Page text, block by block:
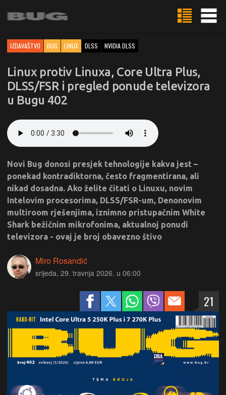
IZDAVAŠTVO BUG LINUX DLSS NVIDIA DLSS
Linux protiv Linuxa, Core Ultra Plus,
DLSS/FSR i pregled ponude televizora
u Bugu 402
Novi Bug donosi presjek tehnologije kakva jest –
ponekad kontradiktorna, često fragmentirana, ali
nikad dosadna. Ako želite čitati o Linuxu, novim
Intelovim procesorima, DLSS/FSR-um, Denonovim
multiroom rješenjima, iznimno pristupačnim White
Shark bežičnim mikrofonima, aktualnoj ponudi
televizora - ovaj je broj obavezno štivo
Miro Rosandić
srijeda, 29. travnja 2026. u 06:00
21